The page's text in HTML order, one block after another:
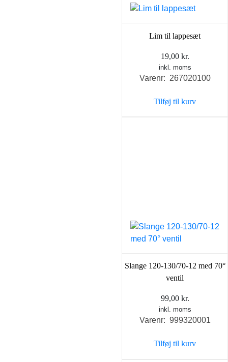
Lim til lappesæt
19,00 kr.
inkl. moms
Varenr: 267020100
Tilføj til kurv
Slange 120-130/70-12 med 70°
ventil
99,00 kr.
inkl. moms
Varenr: 999320001
Tilføj til kurv